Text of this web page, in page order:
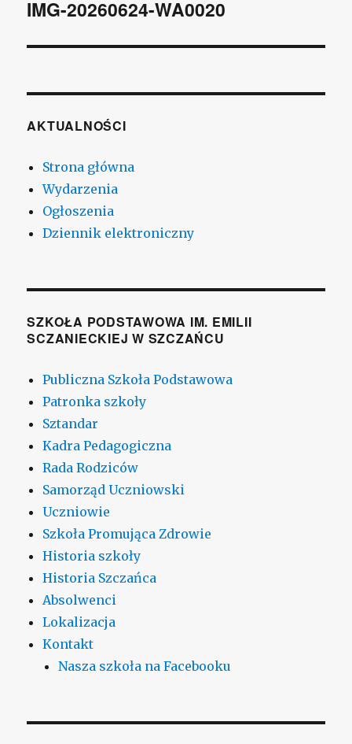
IMG-20260624-WA0020
AKTUALNOŚCI
Strona główna
Wydarzenia
Ogłoszenia
Dziennik elektroniczny
SZKOŁA PODSTAWOWA IM. EMILII
SCZANIECKIEJ W SZCZAŃCU
Publiczna Szkoła Podstawowa
Patronka szkoły
Sztandar
Kadra Pedagogiczna
Rada Rodziców
Samorząd Uczniowski
Uczniowie
Szkoła Promująca Zdrowie
Historia szkoły
Historia Szczańca
Absolwenci
Lokalizacja
Kontakt
Nasza szkoła na Facebooku